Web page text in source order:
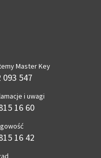
Master Key
093 547
i uwagi
16 60
16 42